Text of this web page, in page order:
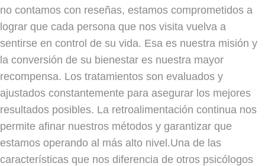
no contamos con reseñas, estamos comprometidos a
lograr que cada persona que nos visita vuelva a
sentirse en control de su vida. Esa es nuestra misión y
la conversión de su bienestar es nuestra mayor
recompensa. Los tratamientos son evaluados y
ajustados constantemente para asegurar los mejores
resultados posibles. La retroalimentación continua nos
permite afinar nuestros métodos y garantizar que
estamos operando al más alto nivel.Una de las
características que nos diferencia de otros psicólogos